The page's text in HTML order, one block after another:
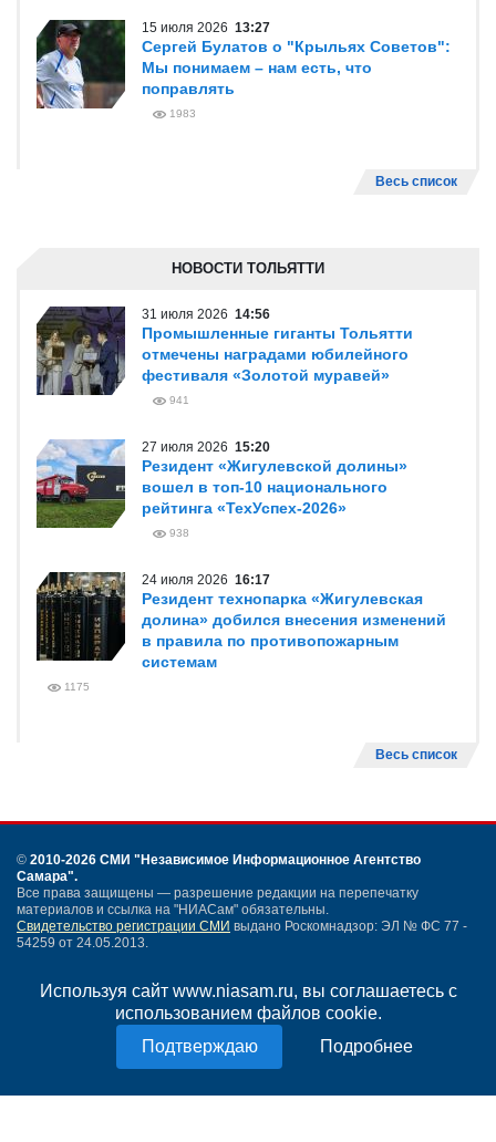
Используя сайт www.niasam.ru, вы соглашаетесь с
использованием файлов cookie.
Подробнее
15 июля 2026 13:27
Сергей Булатов о "Крыльях Советов":
Мы понимаем – нам есть, что
поправлять
1983
Весь список
НОВОСТИ ТОЛЬЯТТИ
31 июля 2026 14:56
Промышленные гиганты Тольятти
отмечены наградами юбилейного
фестиваля «Золотой муравей»
941
27 июля 2026 15:20
Резидент «Жигулевской долины»
вошел в топ-10 национального
рейтинга «ТехУспех-2026»
938
24 июля 2026 16:17
Резидент технопарка «Жигулевская
долина» добился внесения изменений
в правила по противопожарным
системам
1175
Весь список
© 2010-2026 СМИ "Независимое Информационное Агентство
Самара".
Все права защищены — разрешение редакции на перепечатку
материалов и ссылка на "НИАСам" обязательны.
Свидетельство регистрации СМИ выдано Роскомнадзор: ЭЛ № ФС 77 -
54259 от 24.05.2013.
Написать письмо
Согласие на обработку персональных данных